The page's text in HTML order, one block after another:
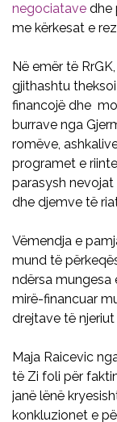
negociatave dhe
me kërkesat e
Në emër të
gjithashtu
financojë dhe
burrave nga
romëve,
programet e
parasysh
dhe djemve të
Vëmendja e
mund të
ndërsa mungesa
mirë-financuar
drejtave të
Maja Raicevic
të Zi foli për
janë lënë
konkluzionet e